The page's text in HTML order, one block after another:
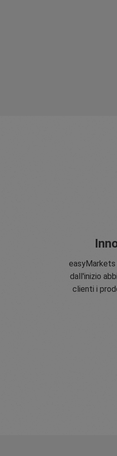
easyMarkets
dall'inizio
clienti i